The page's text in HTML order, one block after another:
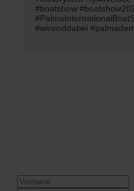
#boatshow
#wirsinddabei